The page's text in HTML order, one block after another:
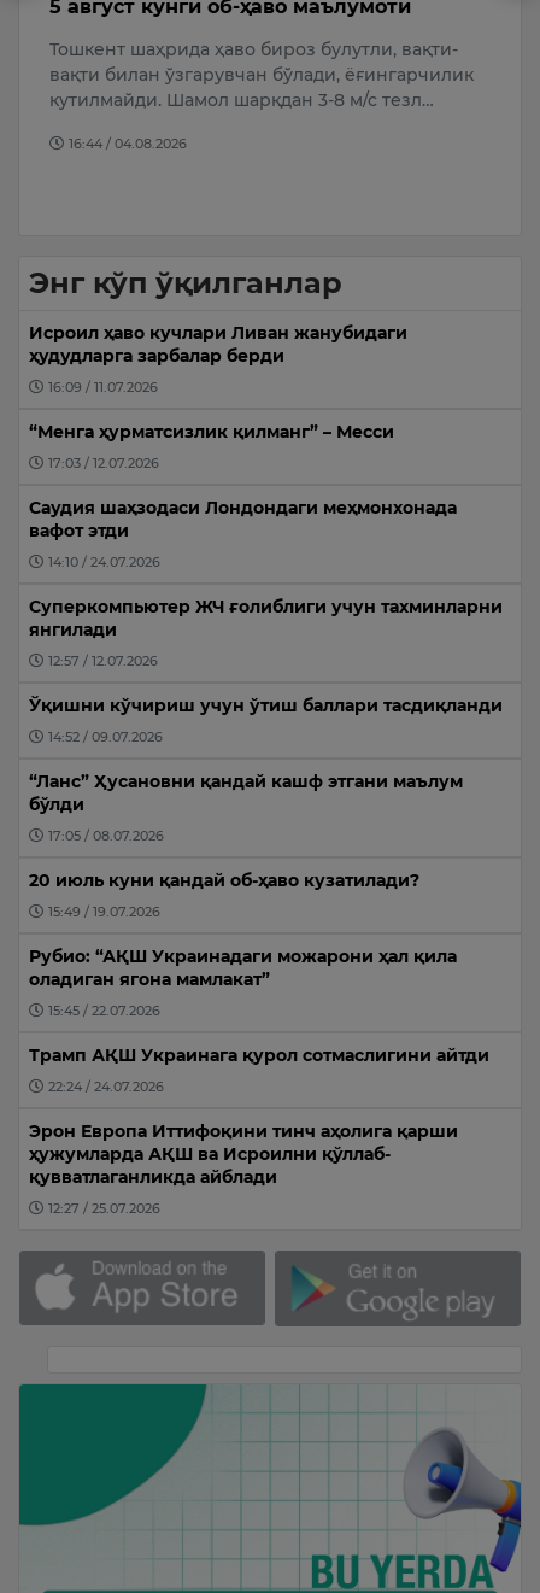
5 август кунги об-ҳаво маълумоти
Тошкент шаҳрида ҳаво бироз булутли, вақти-
вақти билан ўзгарувчан бўлади, ёғингарчилик
кутилмайди. Шамол шарқдан 3-8 м/с тезл…
16:44 / 04.08.2026
Энг кўп ўқилганлар
Исроил ҳаво кучлари Ливан жанубидаги
ҳудудларга зарбалар берди
16:09 / 11.07.2026
“Менга ҳурматсизлик қилманг” – Месси
17:03 / 12.07.2026
Саудия шаҳзодаси Лондондаги меҳмонхонада
вафот этди
14:10 / 24.07.2026
Суперкомпьютер ЖЧ ғолиблиги учун тахминларни
янгилади
12:57 / 12.07.2026
Ўқишни кўчириш учун ўтиш баллари тасдиқланди
14:52 / 09.07.2026
“Ланс” Ҳусановни қандай кашф этгани маълум
бўлди
17:05 / 08.07.2026
20 июль куни қандай об-ҳаво кузатилади?
15:49 / 19.07.2026
Рубио: “АҚШ Украинадаги можарони ҳал қила
оладиган ягона мамлакат”
15:45 / 22.07.2026
Трамп АҚШ Украинага қурол сотмаслигини айтди
22:24 / 24.07.2026
Эрон Европа Иттифоқини тинч аҳолига қарши
ҳужумларда АҚШ ва Исроилни қўллаб-
қувватлаганликда айблади
12:27 / 25.07.2026